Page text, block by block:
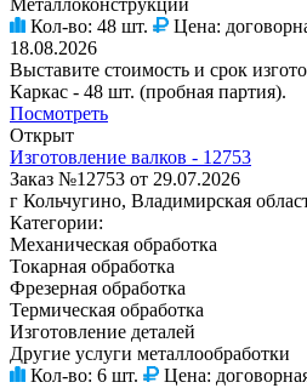
Кол-во: 48 шт. Цена:
18.08.2026
Выставите стоимость и срок
Каркас - 48 шт. (пробная партия).
Посмотреть
Открыт
Изготовление валков - 12753
Заказ №12753 от 29.07.2026
г Кольчугино, Владимирская
Категории:
Механическая обработка
Токарная обработка
Фрезерная обработка
Термическая обработка
Изготовление деталей
Другие услуги металлообработки
Кол-во: 6 шт. Цена: